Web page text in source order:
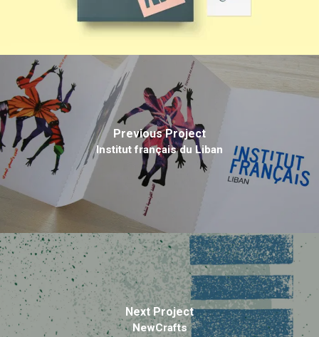
Previous Project
Institut français du Liban
Next Project
NewCrafts